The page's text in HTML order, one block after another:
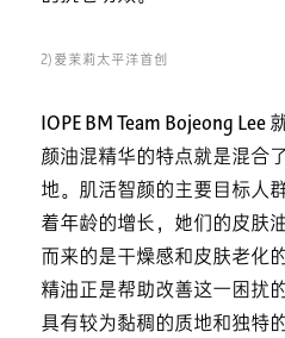
2) 爱茉莉太平洋首创
IOPE BM Team Bojeong Lee
颜油混精华的特点就是混合
地。肌活智颜的主要目标人
着年龄的增长，她们的皮肤
而来的是干燥感和皮肤老化
精油正是帮助改善这一困扰
具有较为黏稠的质地和独特